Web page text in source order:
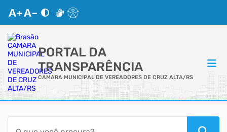
PORTAL DA
TRANSPARÊNCIA
CAMARA MUNICIPAL DE VEREADORES DE CRUZ ALTA/RS
ACESSO RÁPIDO